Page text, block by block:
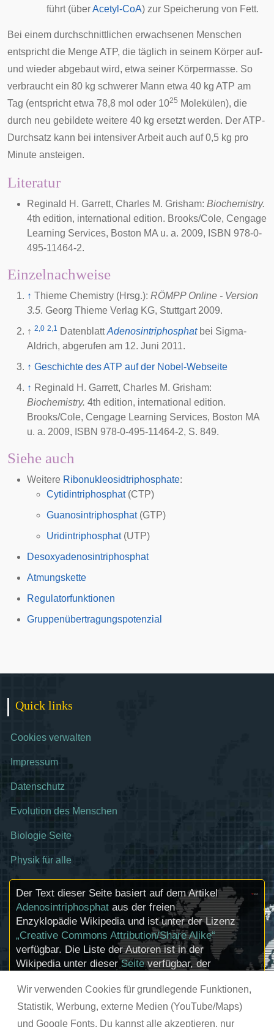
Wir verwenden Cookies für grundlegende Funktionen,
Statistik, Werbung, externe Medien (YouTube/Maps)
und Google Fonts. Du kannst alle akzeptieren, nur
führt (überAcetyl-CoA) zur Speicherung von Fett.
Bei einem durchschnittlichen erwachsenen Menschen
entspricht die Menge ATP, die täglich in seinem Körper auf-
und wieder abgebaut wird, etwa seiner Körpermasse. So
verbraucht ein 80 kg schwerer Mann etwa 40 kg ATP am
Tag (entspricht etwa 78,8 mol oder 1025 Molekülen), die
durch neu gebildete weitere 40 kg ersetzt werden. Der ATP-
Durchsatz kann bei intensiver Arbeit auch auf 0,5 kg pro
Minute ansteigen.
Literatur
Reginald H. Garrett, Charles M. Grisham: Biochemistry.
4th edition, international edition. Brooks/Cole, Cengage
Learning Services, Boston MA u. a. 2009, ISBN 978-0-
495-11464-2.
Einzelnachweise
↑ Thieme Chemistry (Hrsg.): RÖMPP Online - Version
3.5. Georg Thieme Verlag KG, Stuttgart 2009.
↑ 2,0 2,1 DatenblattAdenosintriphosphatbei Sigma-
Aldrich, abgerufen am 12. Juni 2011.
↑ Geschichte des ATP auf der Nobel-Webseite
↑ Reginald H. Garrett, Charles M. Grisham:
Biochemistry. 4th edition, international edition.
Brooks/Cole, Cengage Learning Services, Boston MA
u. a. 2009, ISBN 978-0-495-11464-2, S. 849.
Siehe auch
Weitere Ribonukleosidtriphosphate:
Cytidintriphosphat(CTP)
Guanosintriphosphat(GTP)
Uridintriphosphat(UTP)
Desoxyadenosintriphosphat
Atmungskette
Regulatorfunktionen
Gruppenübertragungspotenzial
Quick links
Cookies verwalten
Impressum
Datenschutz
Evolution des Menschen
Biologie Seite
Physik für alle
Der Text dieser Seite basiert auf dem Artikel
Adenosintriphosphat aus der freien
Enzyklopädie Wikipedia und ist unter der Lizenz
„Creative Commons Attribution/Share Alike“
verfügbar. Die Liste der Autoren ist in der
Wikipedia unter dieserSeiteverfügbar, der
Informationen zu den Urhebern und zum
Lizenzstatus eingebundener Mediendateien
(etwa Bilder oder Videos) können im Regelfall